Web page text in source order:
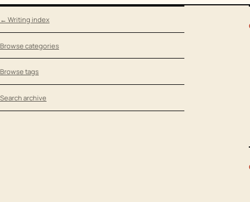
← Writing index
Browse categories
Browse tags
Search archive